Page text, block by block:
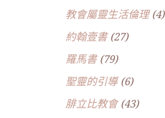
教會屬靈生活倫理(4)
約翰壹書(27)
羅馬書(79)
聖靈的引導(6)
腓立比教會(43)